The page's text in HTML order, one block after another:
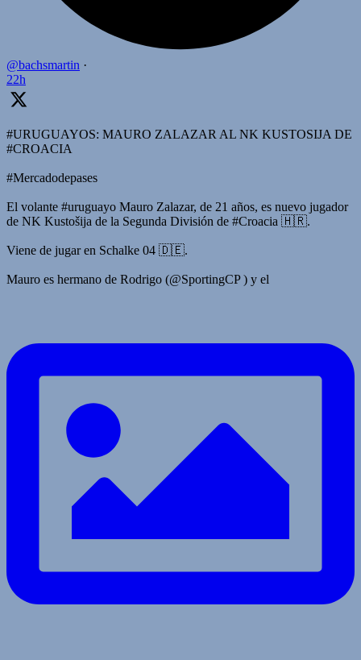
@bachsmartin ·
22h
#URUGUAYOS: MAURO ZALAZAR AL NK KUSTOSIJA DE
#CROACIA
#Mercadodepases
El volante #uruguayo Mauro Zalazar, de 21 años, es nuevo jugador
de NK Kustošija de la Segunda División de #Croacia 🇭🇷.
Viene de jugar en Schalke 04 🇩🇪.
Mauro es hermano de Rodrigo (@SportingCP ) y el